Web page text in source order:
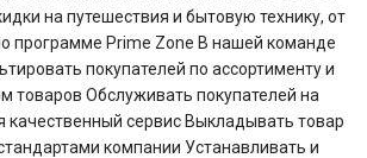
на путешествия и бытовую технику, от
программе Prime Zone В нашей команде
покупателей по ассортименту и
товаров Обслуживать покупателей на
качественный сервис Выкладывать товар
компании Устанавливать и